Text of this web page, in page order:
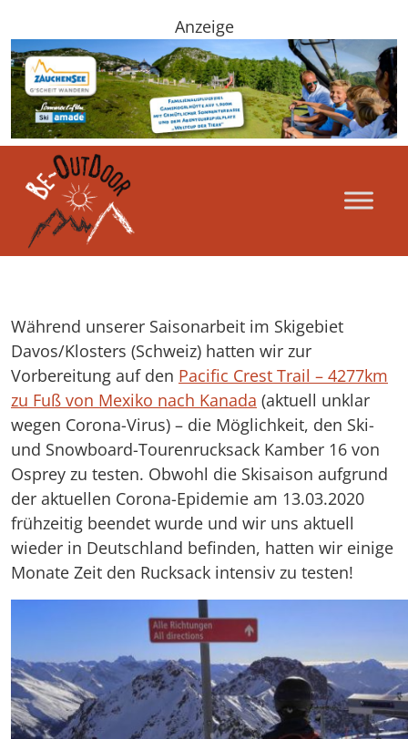
Anzeige
Während unserer Saisonarbeit im Skigebiet
Davos/Klosters (Schweiz) hatten wir zur
Vorbereitung auf den Pacific Crest Trail – 4277km
zu Fuß von Mexiko nach Kanada (aktuell unklar
wegen Corona-Virus) – die Möglichkeit, den Ski-
und Snowboard-Tourenrucksack Kamber 16 von
Osprey zu testen. Obwohl die Skisaison aufgrund
der aktuellen Corona-Epidemie am 13.03.2020
frühzeitig beendet wurde und wir uns aktuell
wieder in Deutschland befinden, hatten wir einige
Monate Zeit den Rucksack intensiv zu testen!